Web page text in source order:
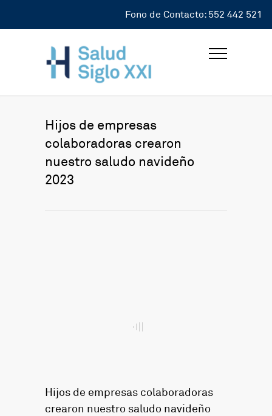
Fono de Contacto: 552 442 521
Hijos de empresas
colaboradoras crearon
nuestro saludo navideño
2023
Hijos de empresas colaboradoras
crearon nuestro saludo navideño